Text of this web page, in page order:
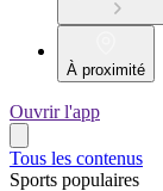
À proximité
Ouvrir l'app
Tous les contenus
Sports populaires